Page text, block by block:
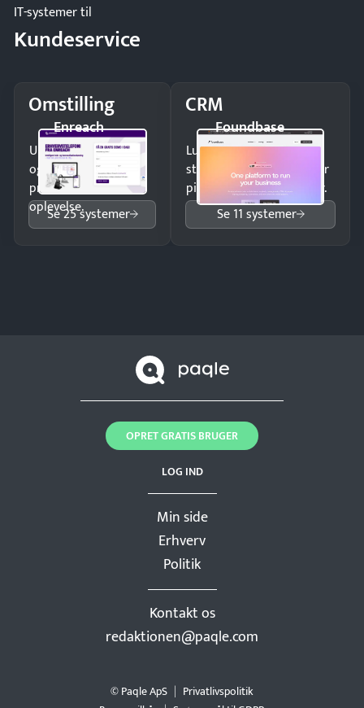
IT-systemer til
Kundeservice
Omstilling
Enreach
Undgå tabte opkald
og giv kunderne en
professionel
oplevelse.
Se 25 systemer
CRM
Foundbase
Luk flere salg med et
struktureret overblik over
pipeline og opfølgninger.
Se 11 systemer
Min side
Erhverv
Politik
Kontakt os
redaktionen@paqle.com
LOG IND
OPRET GRATIS BRUGER
© Paqle ApS
Privatlivspolitik